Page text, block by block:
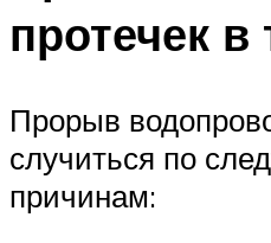
протечек в
Прорыв
случиться по
причинам: